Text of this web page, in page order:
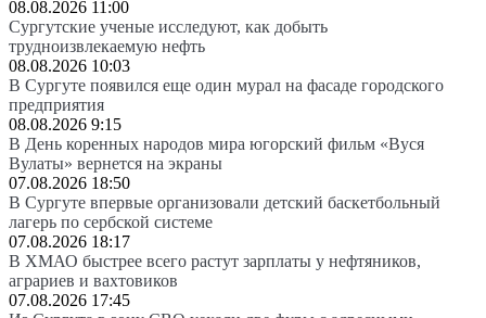
08.08.2026 11:00
Сургутские ученые исследуют, как добыть
трудноизвлекаемую нефть
08.08.2026 10:03
В Сургуте появился еще один мурал на фасаде городского
предприятия
08.08.2026 9:15
В День коренных народов мира югорский фильм «Вуся
Вулаты» вернется на экраны
07.08.2026 18:50
В Сургуте впервые организовали детский баскетбольный
лагерь по сербской системе
07.08.2026 18:17
В ХМАО быстрее всего растут зарплаты у нефтяников,
аграриев и вахтовиков
07.08.2026 17:45